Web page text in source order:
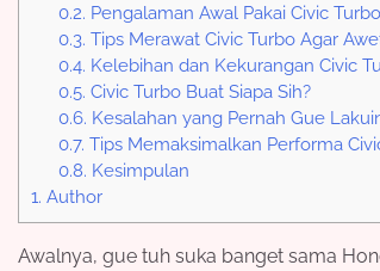
0.2. Pengalaman Awal Pakai Civic Turbo
0.3. Tips Merawat Civic Turbo Agar
0.4. Kelebihan dan Kekurangan Civic
0.5. Civic Turbo Buat Siapa Sih?
0.6. Kesalahan yang Pernah Gue
0.7. Tips Memaksimalkan Performa
0.8. Kesimpulan
1. Author
Awalnya, gue tuh suka banget sama